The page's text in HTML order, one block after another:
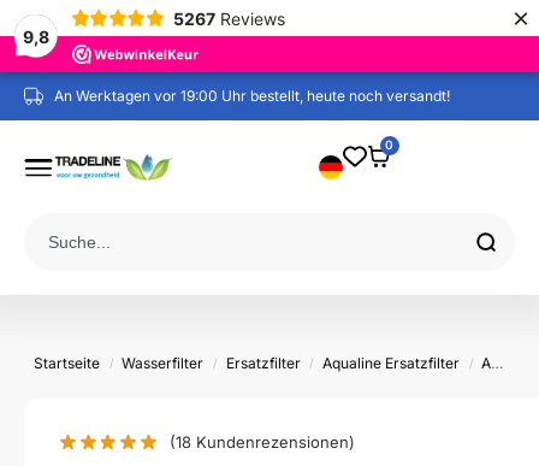
9,8
5267 Reviews ×
An Werktagen vor 19:00 Uhr bestellt, heute noch versandt!
Kostenloser Versand ab 60 € (NL / BE / DE)
0
Startseite / Wasserfilter / Ersatzfilter / Aqualine Ersatzfilter / Aqualine Neos
(18 Kundenrezensionen)